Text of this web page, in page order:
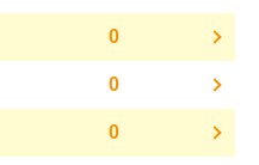
0
0
0